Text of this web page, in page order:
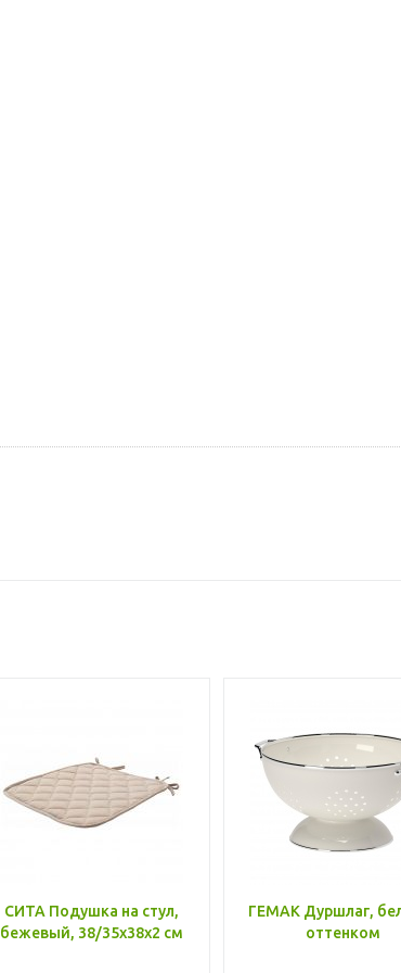
СИТА Подушка на стул,
бежевый, 38/35x38x2 см
ГЕМАК Дуршлаг,
оттенком